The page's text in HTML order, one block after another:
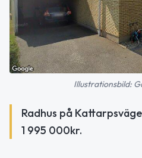
Illustrationsbild:
Radhus på
1 995 000kr.